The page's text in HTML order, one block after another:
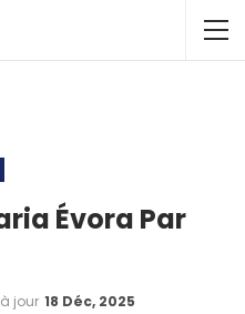
Évora Par
jour 18 Déc, 2025